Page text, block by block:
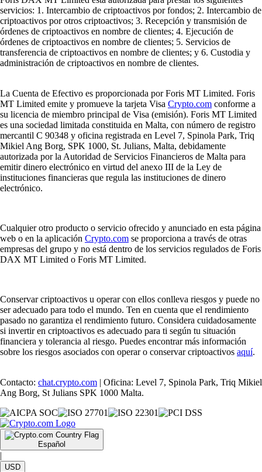
servicios: 1. Intercambio de criptoactivos por fondos; 2. Intercambio de
criptoactivos por otros criptoactivos; 3. Recepción y transmisión de
órdenes de criptoactivos en nombre de clientes; 4. Ejecución de
órdenes de criptoactivos en nombre de clientes; 5. Servicios de
transferencia de criptoactivos en nombre de clientes; y 6. Custodia y
administración de criptoactivos en nombre de clientes.
La Cuenta de Efectivo es proporcionada por Foris MT Limited. Foris
MT Limited emite y promueve la tarjeta Visa Crypto.com conforme a
su licencia de miembro principal de Visa (emisión). Foris MT Limited
es una sociedad limitada constituida en Malta, con número de registro
mercantil C 90348 y oficina registrada en Level 7, Spinola Park, Triq
Mikiel Ang Borg, SPK 1000, St. Julians, Malta, debidamente
autorizada por la Autoridad de Servicios Financieros de Malta para
emitir dinero electrónico en virtud del anexo III de la Ley de
instituciones financieras que regula las instituciones de dinero
electrónico.
Cualquier otro producto o servicio ofrecido y anunciado en esta página
web o en la aplicación Crypto.com se proporciona a través de otras
empresas del grupo y no está dentro de los servicios regulados de Foris
DAX MT Limited o Foris MT Limited.
Conservar criptoactivos u operar con ellos conlleva riesgos y puede no
ser adecuado para todo el mundo. Ten en cuenta que el rendimiento
pasado no garantiza el rendimiento futuro. Considera cuidadosamente
si invertir en criptoactivos es adecuado para ti según tu situación
financiera y tolerancia al riesgo. Puedes encontrar más información
sobre los riesgos asociados con operar o conservar criptoactivos aquí.
Contacto: chat.crypto.com | Oficina: Level 7, Spinola Park, Triq Mikiel
Ang Borg, St Julians SPK 1000 Malta.
Español
|
USD